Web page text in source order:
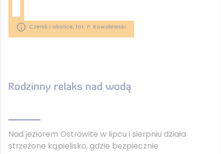
Czersk i okolice, fot. P. Kowalewski
Rodzinny relaks nad wodą
Nad jeziorem Ostrowite w lipcu i sierpniu działa
strzeżone kąpielisko, gdzie bezpiecznie